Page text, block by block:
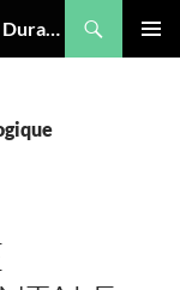
Approches Critiques du Développement Durable